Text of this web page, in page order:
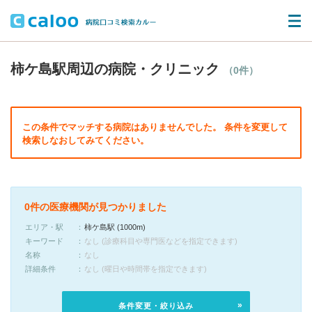
柿ケ島駅周辺の病院・クリニック （0件）
この条件でマッチする病院はありませんでした。 条件を変更して
検索しなおしてみてください。
0件の医療機関が見つかりました
エリア・駅
柿ケ島駅 (1000m)
キーワード
なし (診療科目や専門医などを指定できます)
名称
なし
詳細条件
なし (曜日や時間帯を指定できます)
条件変更・絞り込み